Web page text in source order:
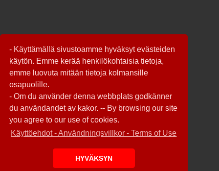
- Käyttämällä sivustoamme hyväksyt evästeiden
käytön. Emme kerää henkilökohtaisia tietoja,
emme luovuta mitään tietoja kolmansille
osapuolille.
- Om du använder denna webbplats godkänner
du användandet av kakor. -- By browsing our site
you agree to our use of cookies.
Käyttöehdot - Användningsvillkor - Terms of Use
HYVÄKSYN